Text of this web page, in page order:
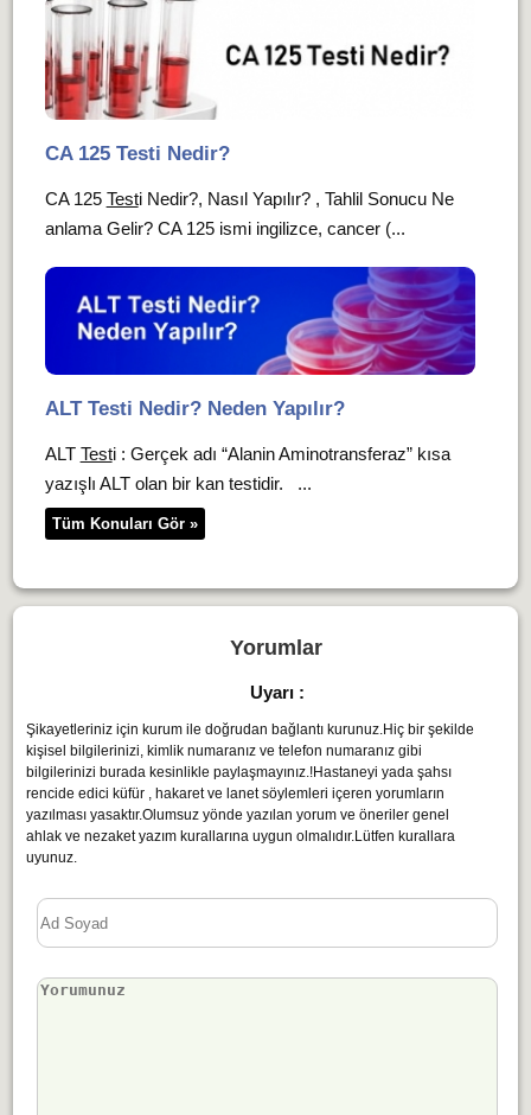
CA 125 Testi Nedir?
CA 125 Testi Nedir?, Nasıl Yapılır? , Tahlil Sonucu Ne
anlama Gelir? CA 125 ismi ingilizce, cancer (...
ALT Testi Nedir? Neden Yapılır?
ALT Testi : Gerçek adı “Alanin Aminotransferaz” kısa
yazışlı ALT olan bir kan testidir. ...
Tüm Konuları Gör »
Yorumlar
Uyarı :
Şikayetleriniz için kurum ile doğrudan bağlantı kurunuz.Hiç bir şekilde
kişisel bilgilerinizi, kimlik numaranız ve telefon numaranız gibi
bilgilerinizi burada kesinlikle paylaşmayınız.!Hastaneyi yada şahsı
rencide edici küfür , hakaret ve lanet söylemleri içeren yorumların
yazılması yasaktır.Olumsuz yönde yazılan yorum ve öneriler genel
ahlak ve nezaket yazım kurallarına uygun olmalıdır.Lütfen kurallara
uyunuz.